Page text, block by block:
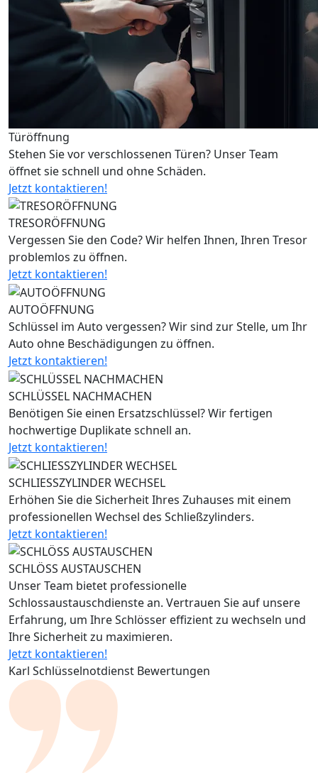
Türöffnung
Stehen Sie vor verschlossenen Türen? Unser Team
öffnet sie schnell und ohne Schäden.
Jetzt kontaktieren!
TRESORÖFFNUNG
Vergessen Sie den Code? Wir helfen Ihnen, Ihren Tresor
problemlos zu öffnen.
Jetzt kontaktieren!
AUTOÖFFNUNG
Schlüssel im Auto vergessen? Wir sind zur Stelle, um Ihr
Auto ohne Beschädigungen zu öffnen.
Jetzt kontaktieren!
SCHLÜSSEL NACHMACHEN
Benötigen Sie einen Ersatzschlüssel? Wir fertigen
hochwertige Duplikate schnell an.
Jetzt kontaktieren!
SCHLIESSZYLINDER WECHSEL
Erhöhen Sie die Sicherheit Ihres Zuhauses mit einem
professionellen Wechsel des Schließzylinders.
Jetzt kontaktieren!
SCHLÖSS AUSTAUSCHEN
Unser Team bietet professionelle
Schlossaustauschdienste an. Vertrauen Sie auf unsere
Erfahrung, um Ihre Schlösser effizient zu wechseln und
Ihre Sicherheit zu maximieren.
Jetzt kontaktieren!
Karl Schlüsselnotdienst Bewertungen